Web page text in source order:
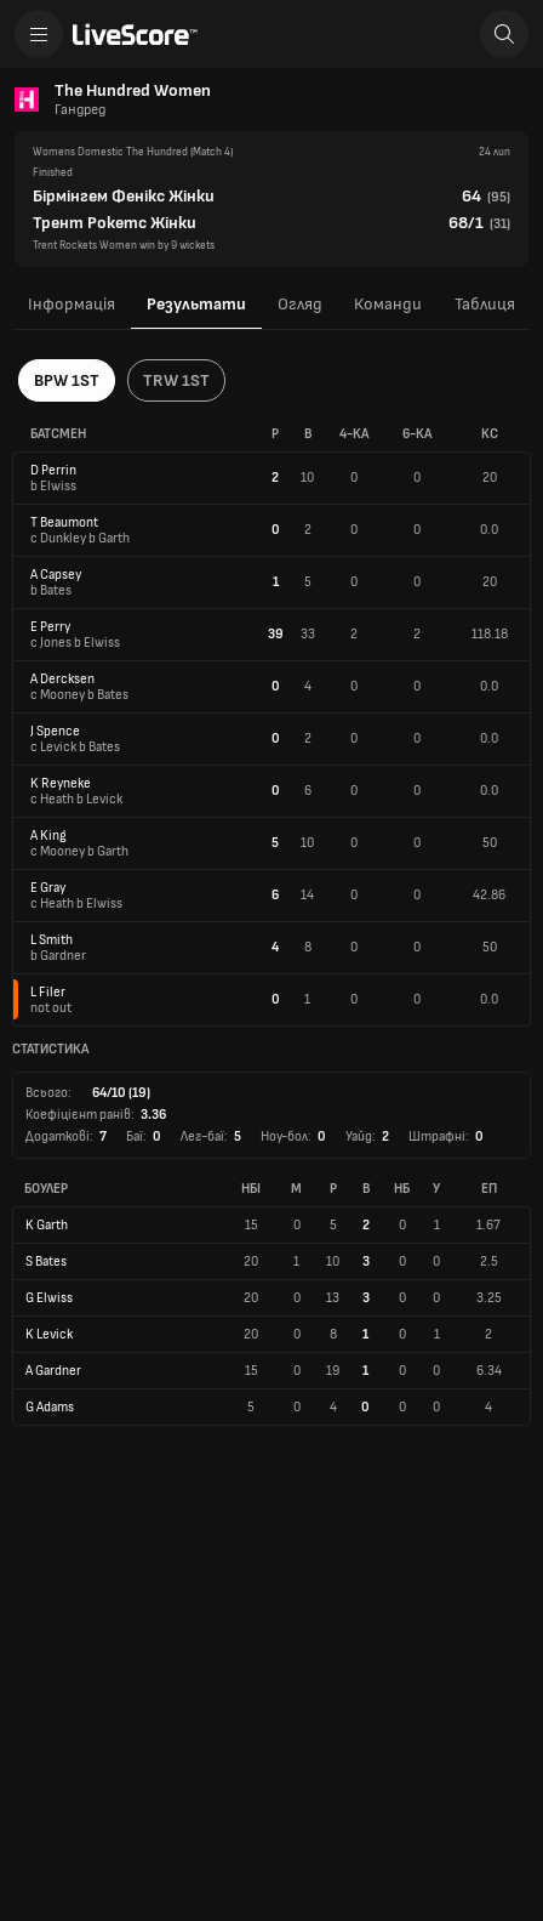
The Hundred Women
Гандред
Womens Domestic The Hundred (Match 4)
24 лип
Finished
Бірмінгем Фенікс Жінки 64 (95)
Трент Рокетс Жінки 68/1 (31)
Trent Rockets Women win by 9 wickets
Інформація Результати Огляд Команди Таблиця
BPW 1ST TRW 1ST
БАТСМЕН Р В 4-КА 6-КА КС
D Perrin
b Elwiss
2 10 0 0 20
T Beaumont
c Dunkley b Garth
0 2 0 0 0.0
A Capsey
b Bates
1 5 0 0 20
E Perry
c Jones b Elwiss
39 33 2 2 118.18
A Dercksen
c Mooney b Bates
0 4 0 0 0.0
J Spence
c Levick b Bates
0 2 0 0 0.0
K Reyneke
c Heath b Levick
0 6 0 0 0.0
A King
c Mooney b Garth
5 10 0 0 50
E Gray
c Heath b Elwiss
6 14 0 0 42.86
L Smith
b Gardner
4 8 0 0 50
L Filer
not out
0 1 0 0 0.0
СТАТИСТИКА
Всього:
64/10 (19)
Коефіцієнт ранів: 3.36
Додаткові: 7 Баї: 0 Лег-баї: 5 Ноу-бол: 0 Уайд: 2 Штрафні: 0
БОУЛЕР НБІ М Р В НБ У ЕП
K Garth 15 0 5 2 0 1 1.67
S Bates 20 1 10 3 0 0 2.5
G Elwiss 20 0 13 3 0 0 3.25
K Levick 20 0 8 1 0 1 2
A Gardner 15 0 19 1 0 0 6.34
G Adams 5 0 4 0 0 0 4